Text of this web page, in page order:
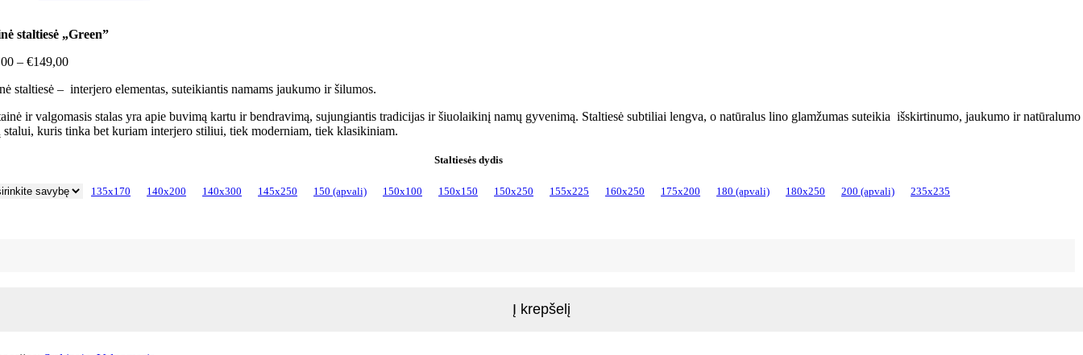
staltiesė „Green”
– €149,00Price
€79,00
€149,00
staltiesė – interjero elementas, suteikiantis namams jaukumo ir šilumos.
ir valgomasis stalas yra apie buvimą kartu ir bendravimą, sujungiantis tradicijas ir šiuolaikinį namų gyvenimą. Staltiesė subtiliai lengva, o natūralus lino glamžumas suteikia išskirtinumo, jaukumo ir natūralumo
stalui, kuris tinka bet kuriam interjero stiliui, tiek moderniam, tiek klasikiniam.
Staltiesės dydis
135x170 140x200 140x300 145x250 150 (apvali) 150x100 150x150 150x250 155x225 160x250 175x200 180 (apvali) 180x250 200 (apvali) 235x235
Į krepšelį